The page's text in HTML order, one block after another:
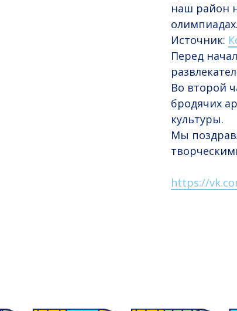
наш район
олимпиадах.
Источник:
Перед
Во второй
бродячих
культуры.
Мы
https://